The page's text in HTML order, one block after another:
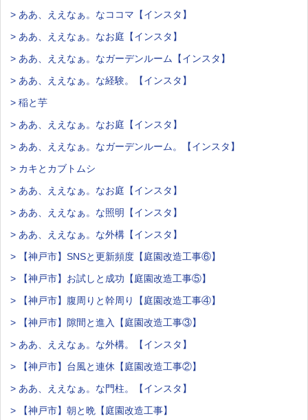
> ああ、ええなぁ。なココマ【インスタ】
> ああ、ええなぁ。なお庭【インスタ】
> ああ、ええなぁ。なガーデンルーム【インスタ】
> ああ、ええなぁ。な経験。【インスタ】
> 稲と芋
> ああ、ええなぁ。なお庭【インスタ】
> ああ、ええなぁ。なガーデンルーム。【インスタ】
> カキとカブトムシ
> ああ、ええなぁ。なお庭【インスタ】
> ああ、ええなぁ。な照明【インスタ】
> ああ、ええなぁ。な外構【インスタ】
> 【神戸市】SNSと更新頻度【庭園改造工事⑥】
> 【神戸市】お試しと成功【庭園改造工事⑤】
> 【神戸市】腹周りと幹周り【庭園改造工事④】
> 【神戸市】隙間と進入【庭園改造工事③】
> ああ、ええなぁ。な外構。【インスタ】
> 【神戸市】台風と連休【庭園改造工事②】
> ああ、ええなぁ。な門柱。【インスタ】
> 【神戸市】朝と晩【庭園改造工事】